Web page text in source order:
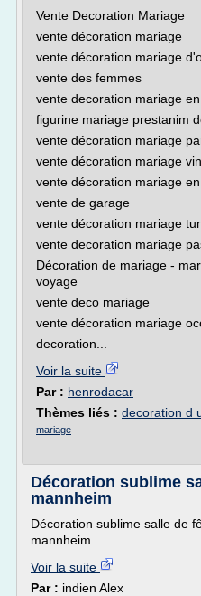
Vente Decoration Mariage
vente décoration mariage
vente décoration mariage
vente des femmes
vente decoration mariage
figurine mariage prestanim
vente décoration mariage
vente décoration mariage
vente décoration mariage
vente de garage
vente décoration mariage
vente decoration mariage
Décoration de mariage -
voyage
vente deco mariage
vente décoration mariage
decoration...
Voir la suite
Par : henrodacar
Thèmes liés : decoration d
mariage
Décoration sublime
mannheim
Décoration sublime salle de
mannheim
Voir la suite
Par : indien Alex